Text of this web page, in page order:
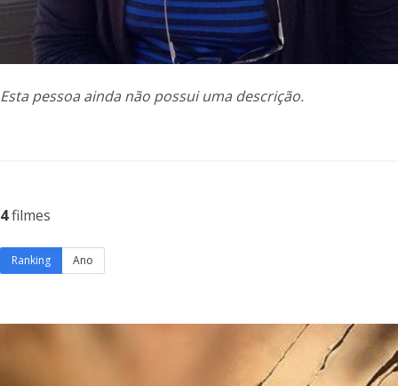
Esta pessoa ainda não possui uma descrição.
4filmes
Ranking Ano